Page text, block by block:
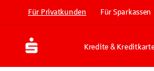
Für Privatkunden Für Sparkassen
Kredite &